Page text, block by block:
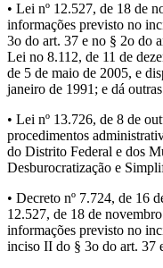
• Lei nº 12.527, de 18 de
informações previsto no
3o do art. 37 e no § 2o do
Lei no 8.112, de 11 de
de 5 de maio de 2005, e
janeiro de 1991; e dá
• Lei nº 13.726, de 8 de
procedimentos
do Distrito Federal e dos
Desburocratização e
• Decreto nº 7.724, de 16
12.527, de 18 de
informações previsto no
inciso II do § 3o do art. 37